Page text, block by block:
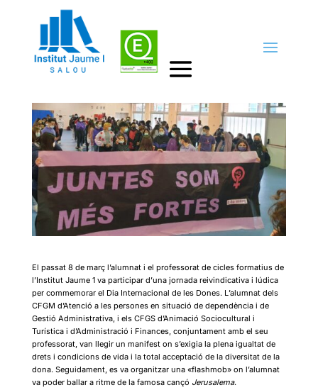
Juntes som més fortes
Cap d'estudis |2abr., 2022|Activitats II
El passat 8 de març l’alumnat i el professorat de cicles formatius de
l’Institut Jaume 1 va participar d’una jornada reivindicativa i lúdica
per commemorar el Dia Internacional de les Dones. L’alumnat dels
CFGM d’Atenció a les persones en situació de dependència i de
Gestió Administrativa, i els CFGS d’Animació Sociocultural i
Turística i d’Administració i Finances, conjuntament amb el seu
professorat, van llegir un manifest on s’exigia la plena igualtat de
drets i condicions de vida i la total acceptació de la diversitat de la
dona. Seguidament, es va organitzar una «flashmob» on l’alumnat
va poder ballar a ritme de la famosa cançó Jerusalema.